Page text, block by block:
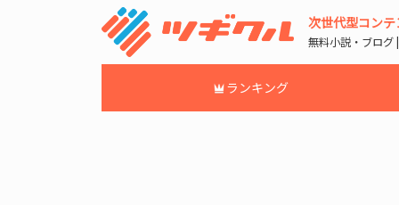
次世代型コン
無料小説・ブログ
ランキング